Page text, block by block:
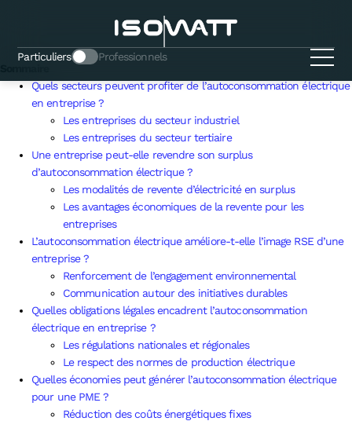
Particuliers Professionnels
L’autoconsommation électrique est-elle
adaptée aux entreprises ?
Quels secteurs peuvent profiter de l’autoconsommation électrique
en entreprise ?
Les entreprises du secteur industriel
Les entreprises du secteur tertiaire
Une entreprise peut-elle revendre son surplus
d’autoconsommation électrique ?
Les modalités de revente d’électricité en surplus
Les avantages économiques de la revente pour les
entreprises
L’autoconsommation électrique améliore-t-elle l’image RSE d’une
entreprise ?
Renforcement de l’engagement environnemental
Communication autour des initiatives durables
Quelles obligations légales encadrent l’autoconsommation
électrique en entreprise ?
Les régulations nationales et régionales
Le respect des normes de production électrique
Quelles économies peut générer l’autoconsommation électrique
pour une PME ?
Réduction des coûts énergétiques fixes